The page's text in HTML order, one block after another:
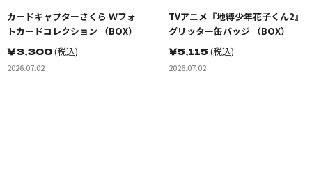
カードキャプターさくら Ｗフォ
トカードコレクション （BOX）
￥3,300(税込)
2026.07.02
TVアニメ『地縛少年花子くん2』
グリッター缶バッジ （BOX）
￥5,115 (税込)
2026.07.02